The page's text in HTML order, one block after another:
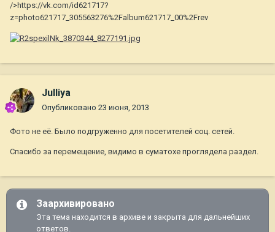
/>https://vk.com/id621717?
z=photo621717_305563276%2Falbum621717_00%2Frev
Julliya
Опубликовано 23 июня, 2013
Фото не её. Было подгруженно для посетителей соц. сетей.
Спасибо за перемещение, видимо в суматохе проглядела раздел.
Заархивировано
Эта тема находится в архиве и закрыта для дальнейших
ответов.